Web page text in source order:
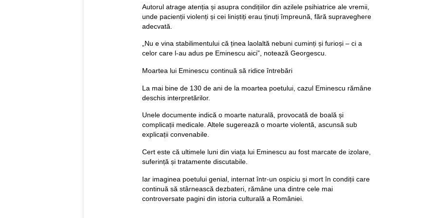
Autorul atrage atenția și asupra condițiilor din azilele psihiatrice ale vremii,
unde pacienții violenți și cei liniștiți erau ținuți împreună, fără supraveghere
adecvată.
„Nu e vina stabilimentului că ținea laolaltă nebuni cuminți și furioși – ci a
celor care l-au adus pe Eminescu aici”, notează Georgescu.
Moartea lui Eminescu continuă să ridice întrebări
La mai bine de 130 de ani de la moartea poetului, cazul Eminescu rămâne
deschis interpretărilor.
Unele documente indică o moarte naturală, provocată de boală și
complicații medicale. Altele sugerează o moarte violentă, ascunsă sub
explicații convenabile.
Cert este că ultimele luni din viața lui Eminescu au fost marcate de izolare,
suferință și tratamente discutabile.
Iar imaginea poetului genial, internat într-un ospiciu și mort în condiții care
continuă să stârnească dezbateri, rămâne una dintre cele mai
controversate pagini din istoria culturală a României.